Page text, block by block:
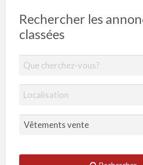
Rechercher les
classées